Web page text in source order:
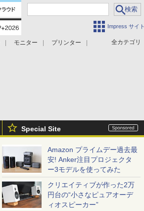
Impress サイト
全カテゴリ
モニター
プリンター
Special Site
Amazon プライムデー過去最
安! Anker注目プロジェクタ
ー3モデルを使ってみた
クリエイティブが作った2万
円台の“小さなピュアオーデ
ィオスピーカー”